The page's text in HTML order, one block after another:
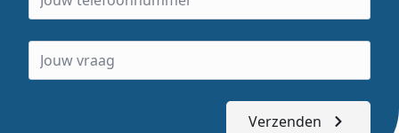
Verzenden